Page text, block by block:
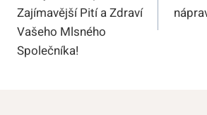
Příspěvek
Zajímavější Pití a Zdraví
Vašeho Mlsného
Společníka!